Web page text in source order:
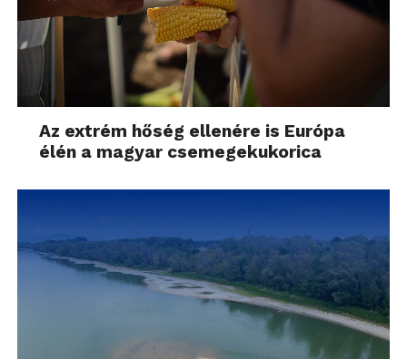
Az extrém hőség ellenére is Európa
élén a magyar csemegekukorica